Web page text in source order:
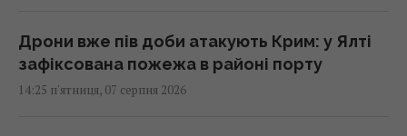
Дрони вже пів доби атакують Крим: у Ялті
зафіксована пожежа в районі порту
14:25 п'ятниця, 07 серпня 2026